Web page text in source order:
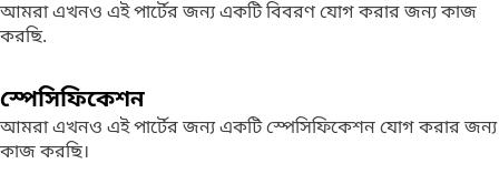
আমরা এখনও এই পার্টের জন্য একটি বিবরণ যোগ করার জন্য কাজ
করছি.
স্পেসিফিকেশন
আমরা এখনও এই পার্টের জন্য একটি স্পেসিফিকেশন যোগ করার জন্য
কাজ করছি।